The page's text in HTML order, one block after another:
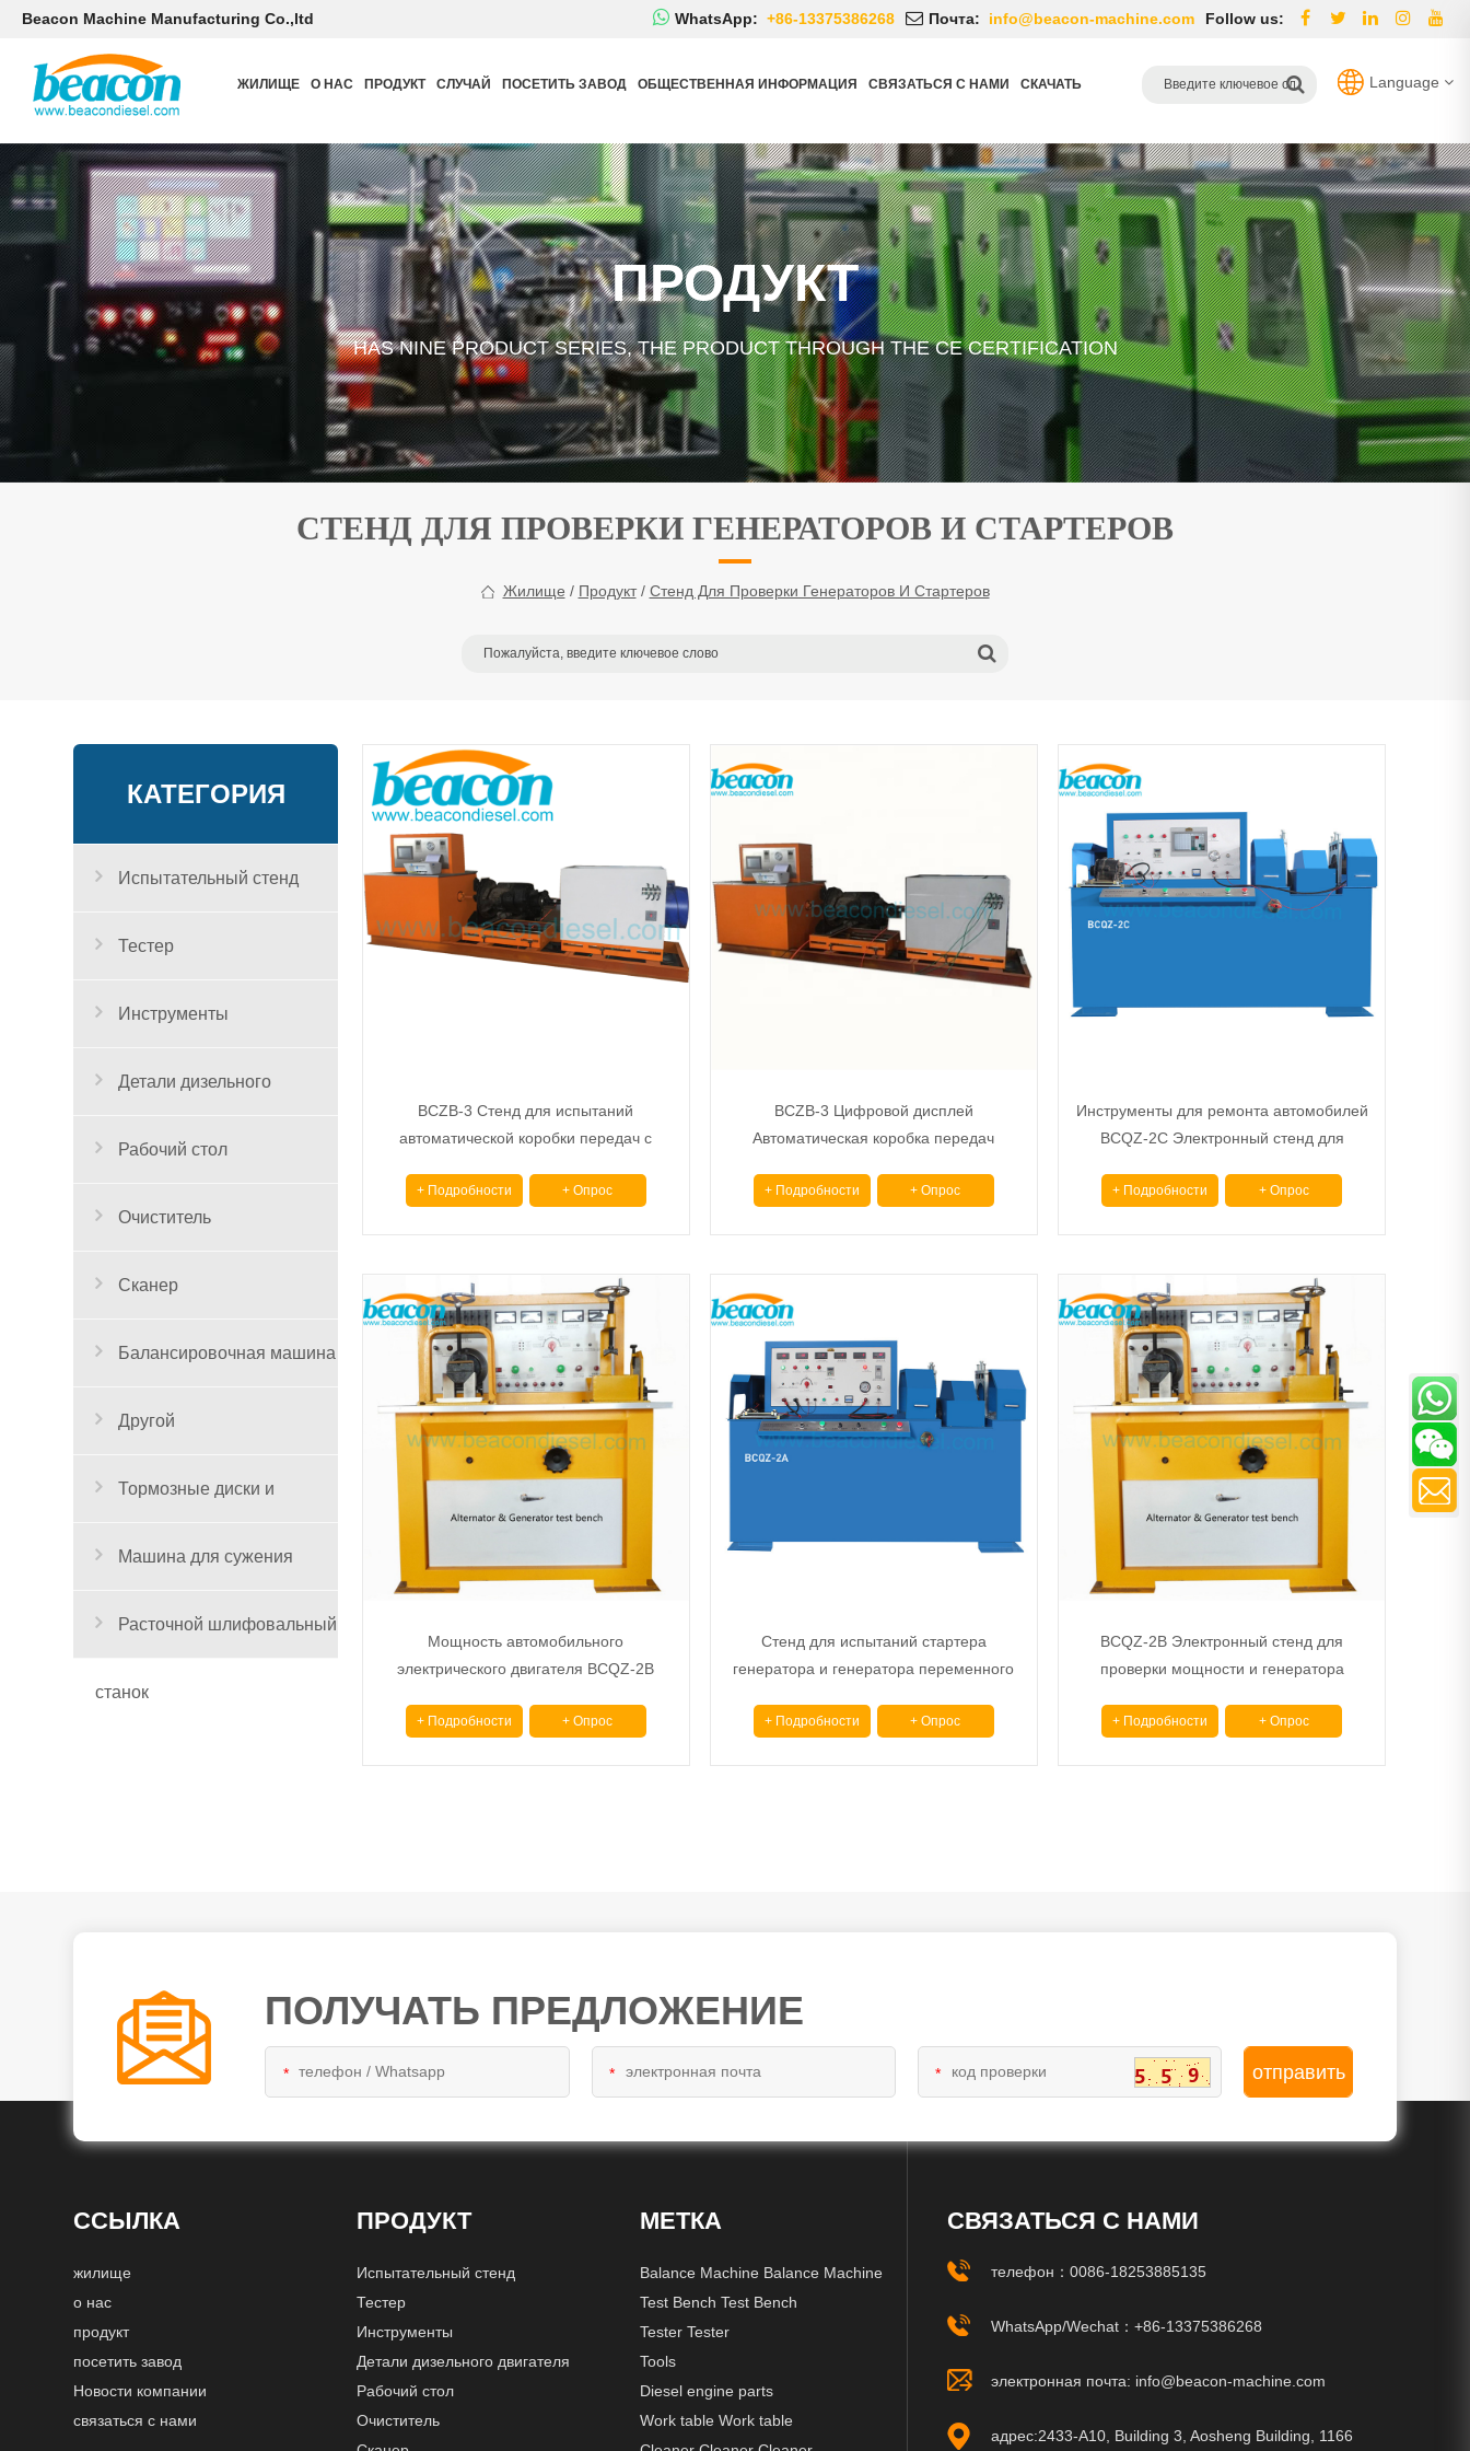
Beacon Machine Manufacturing Co.,ltd Follow us:
WhatsApp: +86-13375386268 Почта: info@beacon-machine.com
ЖИЛИЩЕ О НАС ПРОДУКТ СЛУЧАЙ ПОСЕТИТЬ ЗАВОД ОБЩЕСТВЕННАЯ ИНФОРМАЦИЯ СВЯЗАТЬСЯ С НАМИ СКАЧАТЬ Language
ПРОДУКТ
HAS NINE PRODUCT SERIES, THE PRODUCT THROUGH THE CE CERTIFICATION
СТЕНД ДЛЯ ПРОВЕРКИ ГЕНЕРАТОРОВ И СТАРТЕРОВ
Жилище / Продукт/ Стенд Для Проверки Генераторов И Стартеров
КАТЕГОРИЯ
Испытательный стенд
Тестер
Инструменты
Детали дизельного
двигателя
Рабочий стол
Очиститель
Сканер
Балансировочная машина
Другой
Тормозные диски и
барабанные станки
Машина для сужения
труб.Расточной шлифовальный
станок
BCZB-3 Стенд для испытаний
автоматической коробки передач с
+ Подробности + Опрос
BCZB-3 Цифровой дисплей
Автоматическая коробка передач
+ Подробности + Опрос
Инструменты для ремонта автомобилей
BCQZ-2C Электронный стенд для
переменного тока с компьютерной
+ Подробности + Опрос
Мощность автомобильного
электрического двигателя BCQZ-2B
генератора и генератора переменного
+ Подробности + Опрос
Стенд для испытаний стартера
генератора и генератора переменного
Power Использование BCQZ-2A
+ Подробности + Опрос
BCQZ-2B Электронный стенд для
проверки мощности и генератора
стартера генератора переменного тока
+ Подробности + Опрос
ПОЛУЧАТЬ ПРЕДЛОЖЕНИЕ
* * *
ССЫЛКА
жилище
о нас
продукт
посетить завод
Новости компании
связаться с нами
ПРОДУКТ
Испытательный стенд
Тестер
Инструменты
Детали дизельного двигателя
Рабочий стол
Очиститель
МЕТКА
Balance Machine Balance Machine
Test Bench Test Bench
Tester Tester
Tools
Diesel engine parts
Work table Work table
СВЯЗАТЬСЯ С НАМИ
телефон： 0086-18253885135
WhatsApp/Wechat： +86-13375386268
электронная почта: info@beacon-machine.com
адрес:2433-A10, Building 3, Aosheng Building, 1166